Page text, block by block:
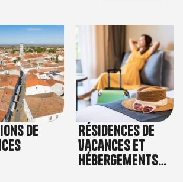
de
Image
Résidences de
vacances et
Hébergements